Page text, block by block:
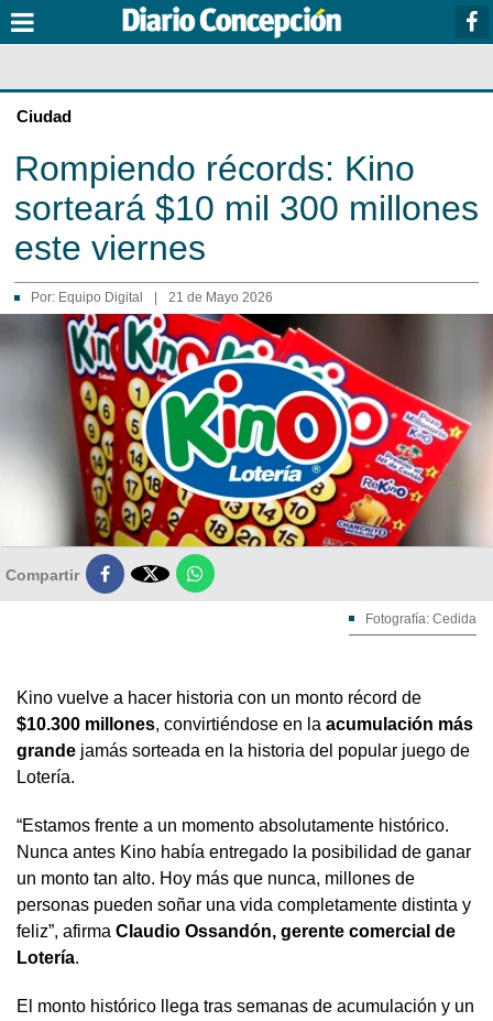
Ciudad
Rompiendo récords: Kino
sorteará $10 mil 300 millones
este viernes
Por: Equipo Digital 21 de Mayo 2026
Compartir 
Fotografía: Cedida
Kino vuelve a hacer historia con un monto récord de
$10.300 millones, convirtiéndose en la acumulación más
grande jamás sorteada en la historia del popular juego de
Lotería.
“Estamos frente a un momento absolutamente histórico.
Nunca antes Kino había entregado la posibilidad de ganar
un monto tan alto. Hoy más que nunca, millones de
personas pueden soñar una vida completamente distinta y
feliz”, afirma Claudio Ossandón, gerente comercial de
Lotería.
El monto histórico llega tras semanas de acumulación y un